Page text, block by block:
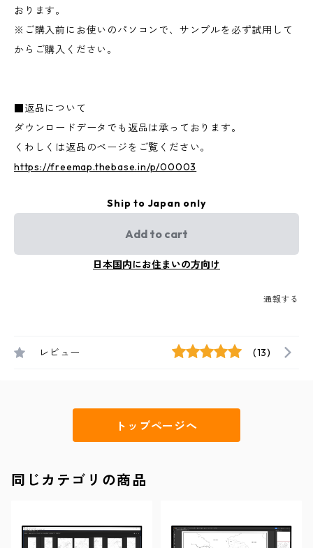
おります。
※ご購入前にお使いのパソコンで、サンプルを必ず試用して
からご購入ください。
■返品について
ダウンロードデータでも返品は承っております。
くわしくは返品のページをご覧ください。
https://freemap.thebase.in/p/00003
Ship to Japan only
Add to cart
日本国内にお住まいの方向け
通報する
レビュー (13)
トップページへ
同じカテゴリの商品